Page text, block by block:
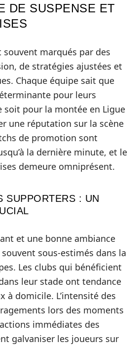
DE SUSPENSE ET
souvent marqués par des
de stratégies ajustées et
Chaque équipe sait que
pour leurs
soit pour la montée en Ligue
une réputation sur la scène
de promotion sont
la dernière minute, et le
demeure omniprésent.
SUPPORTERS : UN
et une bonne ambiance
sous-estimés dans la
Les clubs qui bénéficient
leur stade ont tendance
à domicile. L’intensité des
lors des moments
immédiates des
galvaniser les joueurs sur